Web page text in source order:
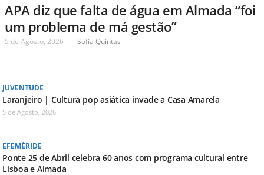
APA diz que falta de água em Almada “foi
um problema de má gestão”
5 de Agosto, 2026 Sofia Quintas
JUVENTUDE
Laranjeiro | Cultura pop asiática invade a Casa Amarela
5 de Agosto, 2026
EFEMÉRIDE
Ponte 25 de Abril celebra 60 anos com programa cultural entre
Lisboa e Almada